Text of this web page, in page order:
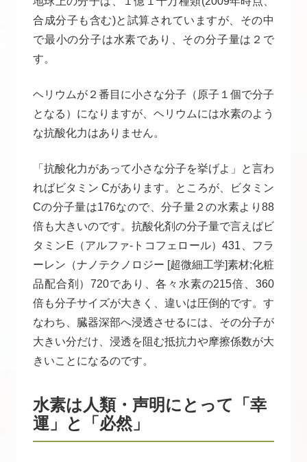
合成分子も含む)と試算されていますが、その中
で最小の分子は水素であり、その分子量は２で
す。
ヘリウムが２番目に小さな分子（原子１個で分子
となる）になりますが、ヘリウムには水素のよう
な抗酸化力はありません。
「抗酸化力があって小さな分子を挙げよ」と言わ
ればビタミン Cがあります。ところが、ビタミン
Cの分子量は176なので、分子量２の水素より88
倍も大きいのです。抗酸化剤の分子量で言えばビ
タミンE（アルファ-トコフェロール）431、フラ
ーレン（ナノテクノロジー [超微細工学]素材;化粧
品配合剤）720であり、各々水素の215倍、360
倍も分子サイズが大きく、違いは圧倒的です。す
なわち、臓器深部へ浸透させるには、その分子が
大きい分だけ、浸透を阻む抵抗力や摩擦係数が大
きいことになるのです。
水素は人類・声明にとって「幸
運」と「必然」